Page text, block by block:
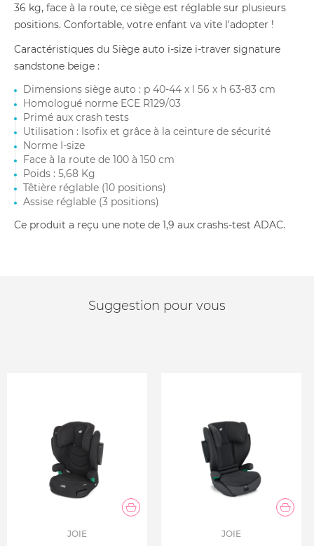
36 kg, face à la route, ce siège est réglable sur plusieurs
positions. Confortable, votre enfant va vite l'adopter !
Caractéristiques du Siège auto i-size i-traver signature
sandstone beige :
Dimensions siège auto : p 40-44 x l 56 x h 63-83 cm
Homologué norme ECE R129/03
Primé aux crash tests
Utilisation : Isofix et grâce à la ceinture de sécurité
Norme I-size
Face à la route de 100 à 150 cm
Poids : 5,68 Kg
Têtière réglable (10 positions)
Assise réglable (3 positions)
Ce produit a reçu une note de 1,9 aux crashs-test ADAC.
Suggestion pour vous
JOIE JOIE